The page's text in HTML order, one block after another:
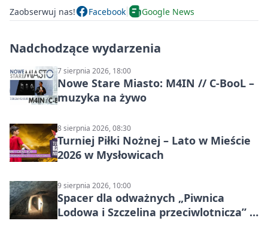
Zaobserwuj nas! Facebook Google News
Nadchodzące wydarzenia
7 sierpnia 2026, 18:00
Nowe Stare Miasto: M4IN // C-BooL –
muzyka na żywo
8 sierpnia 2026, 08:30
Turniej Piłki Nożnej – Lato w Mieście
2026 w Mysłowicach
9 sierpnia 2026, 10:00
Spacer dla odważnych „Piwnica
Lodowa i Szczelina przeciwlotnicza” –